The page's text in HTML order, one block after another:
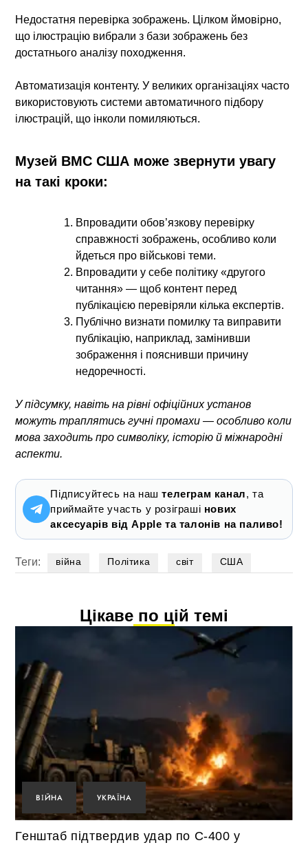
Недостатня перевірка зображень. Цілком ймовірно,
що ілюстрацію вибрали з бази зображень без
достатнього аналізу походження.
Автоматизація контенту. У великих організаціях часто
використовують системи автоматичного підбору
ілюстрацій, що інколи помиляються.
Музей ВМС США може звернути увагу
на такі кроки:
Впровадити обов’язкову перевірку
справжності зображень, особливо коли
йдеться про військові теми.
Впровадити у себе політику «другого
читання» — щоб контент перед
публікацією перевіряли кілька експертів.
Публічно визнати помилку та виправити
публікацію, наприклад, замінивши
зображення і пояснивши причину
недоречності.
У підсумку, навіть на рівні офіційних установ
можуть траплятись гучні промахи — особливо коли
мова заходить про символіку, історію й міжнародні
аспекти.
Підписуйтесь на наштелеграм канал, та
приймайте участь у розіграші нових
аксесуарів від Apple та талонів на паливо!
Теги: війна Політика світ США
Цікаве по цій темі
ВІЙНА УКРАЇНА
Генштаб підтвердив удар по С-400 у